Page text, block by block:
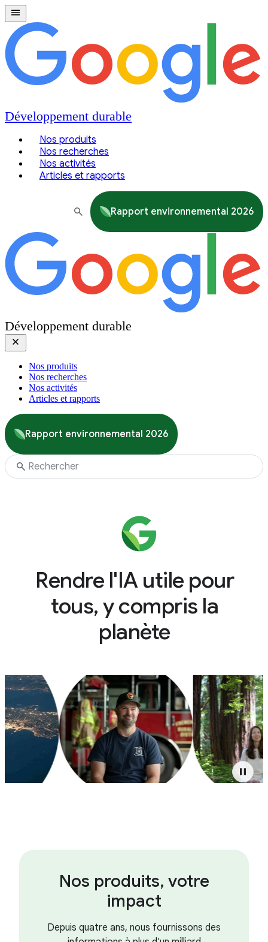
Développement durable
Nos produits
Nos recherches
Nos activités
Articles et rapports
Rapport environnemental 2026
Développement durable
Nos produits
Nos recherches
Nos activités
Articles et rapports
Rapport environnemental 2026
Rendre l'IA utile pour
tous, y compris la
planète
Nos produits, votre
impact
Depuis quatre ans, nous fournissons des